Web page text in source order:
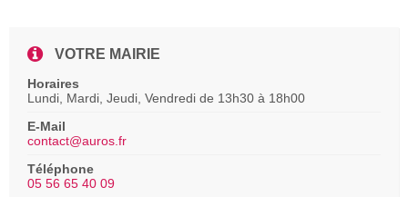
VOTRE MAIRIE
Horaires
Lundi, Mardi, Jeudi, Vendredi de 13h30 à 18h00
E-Mail
contact@auros.fr
Téléphone
05 56 65 40 09